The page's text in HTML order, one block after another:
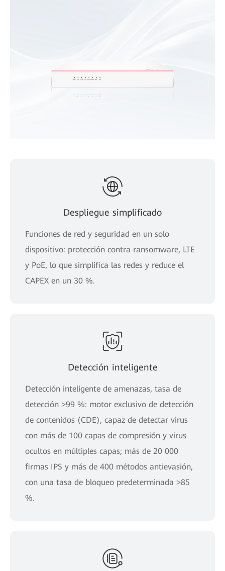
Despliegue simplificado
Funciones de red y seguridad en un solo
dispositivo: protección contra ransomware, LTE
y PoE, lo que simplifica las redes y reduce el
CAPEX en un 30 %.
Detección inteligente
Detección inteligente de amenazas, tasa de
detección >99 %: motor exclusivo de detección
de contenidos (CDE), capaz de detectar virus
con más de 100 capas de compresión y virus
ocultos en múltiples capas; más de 20 000
firmas IPS y más de 400 métodos antievasión,
con una tasa de bloqueo predeterminada >85
%.